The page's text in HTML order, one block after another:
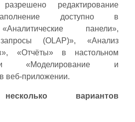
редактирование
доступно в
панели»,
(OLAP)», «Анализ
«Отчёты» в настольном
«Моделирование и
веб-приложении.
вариантов